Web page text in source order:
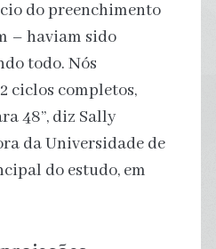
do preenchimento
– haviam sido
todo. Nós
ciclos completos,
48”, diz Sally
da Universidade de
do estudo, em